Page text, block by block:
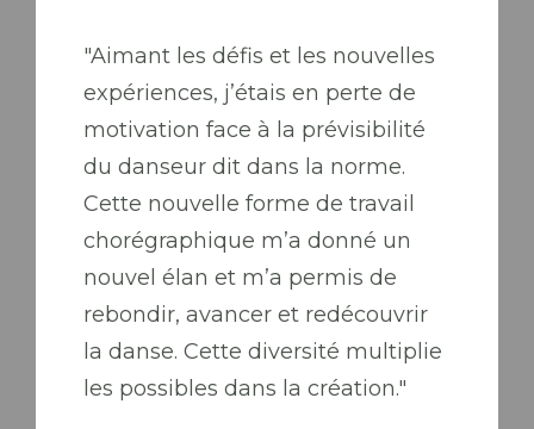
"Aimant les défis et les nouvelles
expériences, j’étais en perte de
motivation face à la prévisibilité
du danseur dit dans la norme.
Cette nouvelle forme de travail
chorégraphique m’a donné un
nouvel élan et m’a permis de
rebondir, avancer et redécouvrir
la danse. Cette diversité multiplie
les possibles dans la création."